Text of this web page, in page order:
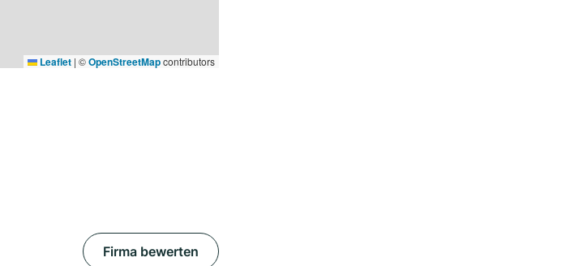
Leaflet | ©OpenStreetMapcontributors
Firma bewerten